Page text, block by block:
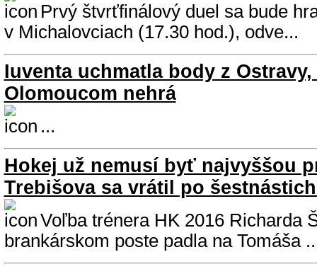
Prvý štvrťfinálový duel sa bude
v Michalovciach (17.30 hod.), odve...
Iuventa uchmatla body z
Olomoucom nehrá
...
Hokej už nemusí byť najvyššou
Trebišova sa vrátil po
Voľba trénera HK 2016 Richarda
brankárskom poste padla na Tomáša